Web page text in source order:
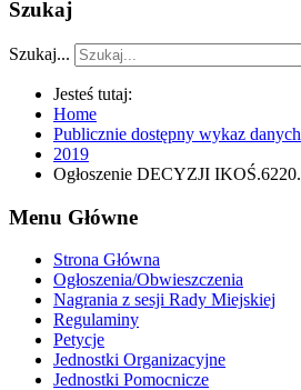
Szukaj
Szukaj...
Jesteś tutaj:
Home
Publicznie dostępny wykaz danych
2019
Ogłoszenie DECYZJI
Menu Główne
Strona Główna
Ogłoszenia/Obwieszczenia
Nagrania z sesji Rady Miejskiej
Regulaminy
Petycje
Jednostki Organizacyjne
Jednostki Pomocnicze